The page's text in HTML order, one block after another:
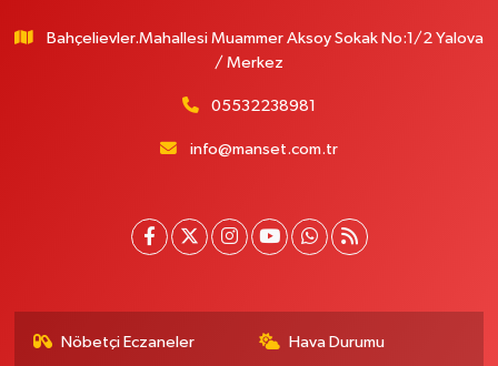
Bahçelievler.Mahallesi Muammer Aksoy Sokak No:1/2 Yalova
/ Merkez
05532238981
info@manset.com.tr
Nöbetçi Eczaneler Hava Durumu